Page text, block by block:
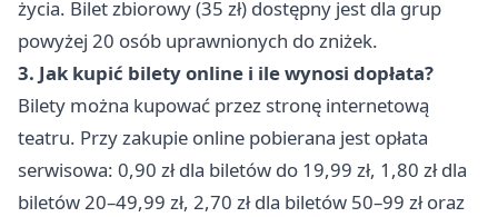
życia. Bilet zbiorowy (35 zł) dostępny jest dla grup
powyżej 20 osób uprawnionych do zniżek.
3. Jak kupić bilety online i ile wynosi dopłata?
Bilety można kupować przez stronę internetową
teatru. Przy zakupie online pobierana jest opłata
serwisowa: 0,90 zł dla biletów do 19,99 zł, 1,80 zł dla
biletów 20–49,99 zł, 2,70 zł dla biletów 50–99 zł oraz